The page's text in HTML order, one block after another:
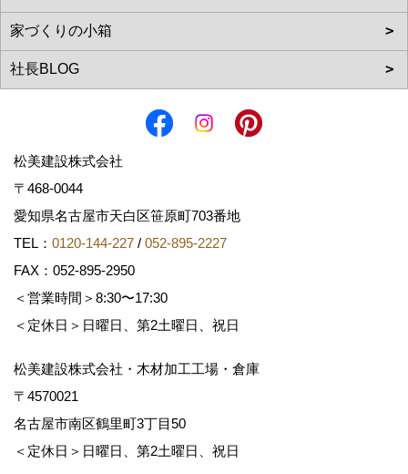
松美建設株式会社
〒468-0044
愛知県名古屋市天白区笹原町703番地
TEL： 0120-144-227 / 052-895-2227
FAX：052-895-2950
＜営業時間＞8:30〜17:30
＜定休日＞日曜日、第2土曜日、祝日
松美建設株式会社・木材加工工場・倉庫
〒4570021
名古屋市南区鶴里町3丁目50
＜定休日＞日曜日、第2土曜日、祝日